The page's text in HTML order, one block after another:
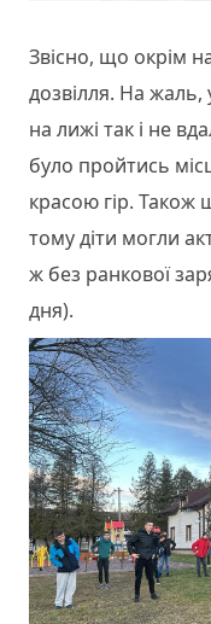
Звісно, що окрім
дозвілля. На жаль,
на лижі так і не
було пройтись
красою гір. Також
тому діти могли
ж без ранкової
дня).